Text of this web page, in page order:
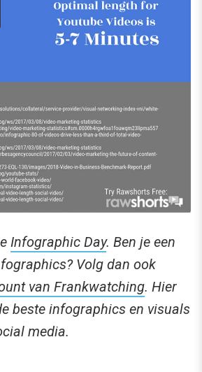
Infographic Day. Ben je een
Volg dan ook
van Frankwatching. Hier
beste infographics en visuals
media.